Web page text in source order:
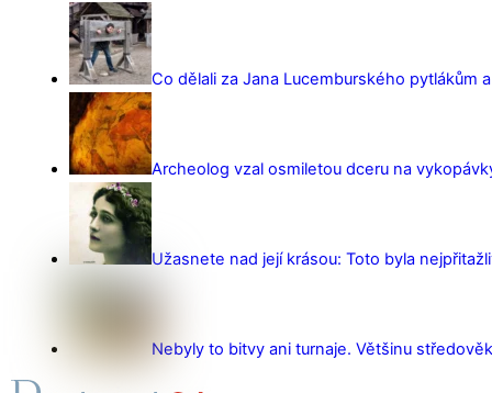
Co dělali za Jana Lucemburského pytlákům
Archeolog vzal osmiletou dceru na
Užasnete nad její krásou: Toto byla
Nebyly to bitvy ani turnaje. Většinu